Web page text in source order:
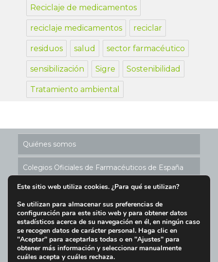
Reciclaje de medicamentos
reciclaje medicamentos reciclar
residuos salud sector farmacéutico
sensibilización Sigre Sostenibilidad
Tratamiento ambiental
Quiénes somos
Colegios Oficiales de Farmacéuticos de España
Historia de los Puntos SIGRE
Ubicación Puntos SIGRE en España
Aviso Legal y Condiciones de Uso del Sitio Web
Este sitio web utiliza cookies. ¿Para qué se utilizan?
Se utilizan para almacenar sus preferencias de
configuración para este sitio web y para obtener datos
estadísticos acerca de su navegación en él, en ningún caso
se recogen datos de carácter personal. Haga clic en
"Aceptar" para aceptarlas todas o en "Ajustes" para
obtener más información y seleccionar manualmente
cuáles acepta y cuáles rechaza.